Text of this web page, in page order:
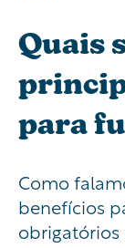
Quais
para
Como
benefícios
obrigatórios